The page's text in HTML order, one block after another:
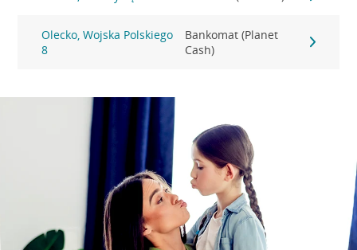
Olecko, Wojska Polskiego
8
Bankomat (Planet
Cash)